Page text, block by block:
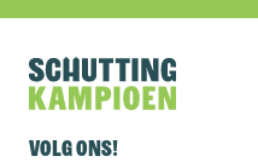
Volg ons!